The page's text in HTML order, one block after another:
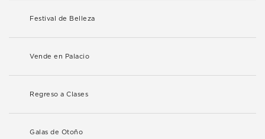
Festival de Belleza
Vende en Palacio
Regreso a Clases
Galas de Otoño